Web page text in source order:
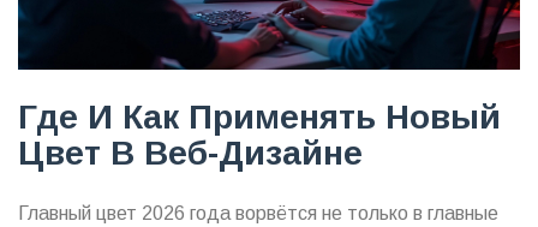
Где И Как Применять Новый
Цвет В Веб-Дизайне
Главный цвет 2026 года ворвётся не только в главные